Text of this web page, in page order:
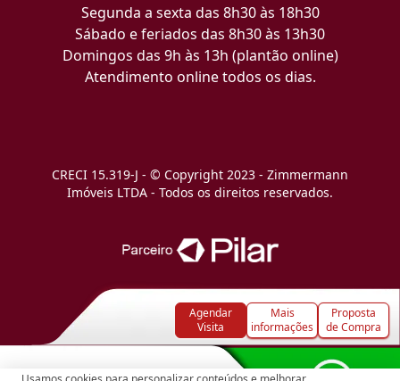
Agendar
Visita
Mais
informações
Proposta
de Compra
Segunda a sexta das 8h30 às 18h30
Sábado e feriados das 8h30 às 13h30
Domingos das 9h às 13h (plantão online)
Atendimento online todos os dias.
CRECI 15.319-J - © Copyright 2023 - Zimmermann
Imóveis LTDA - Todos os direitos reservados.